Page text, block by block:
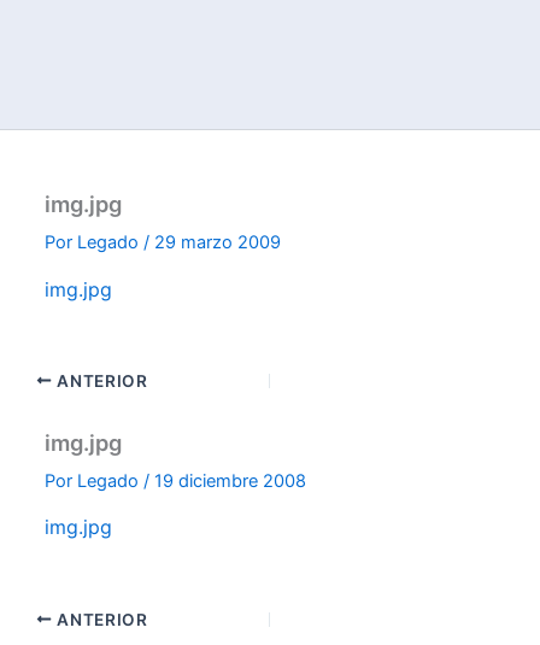
img.jpg
Por Legado/ 29 marzo 2009
img.jpg
ANTERIOR
img.jpg
Por Legado/19 diciembre 2008
img.jpg
ANTERIOR